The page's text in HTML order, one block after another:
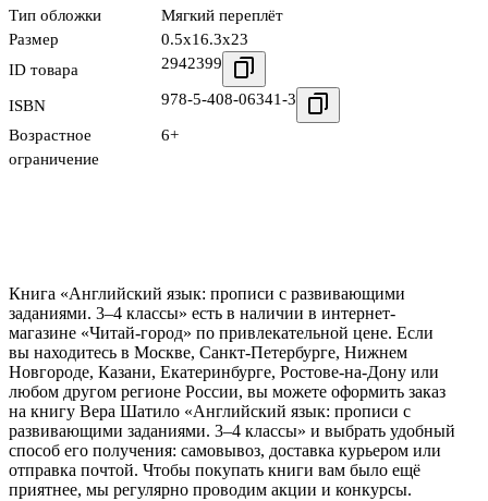
Тип обложки
Мягкий переплёт
Размер
0.5x16.3x23
ID товара
2942399
ISBN 978-5-408-06341-3
Возрастное
ограничение
6+
Книга «Английский язык: прописи с развивающими
заданиями. 3–4 классы» есть в наличии в интернет-
магазине «Читай-город» по привлекательной цене. Если
вы находитесь в Москве, Санкт-Петербурге, Нижнем
Новгороде, Казани, Екатеринбурге, Ростове-на-Дону или
любом другом регионе России, вы можете оформить заказ
на книгу Вера Шатило «Английский язык: прописи с
развивающими заданиями. 3–4 классы» и выбрать удобный
способ его получения: самовывоз, доставка курьером или
отправка почтой. Чтобы покупать книги вам было ещё
приятнее, мы регулярно проводим акции и конкурсы.